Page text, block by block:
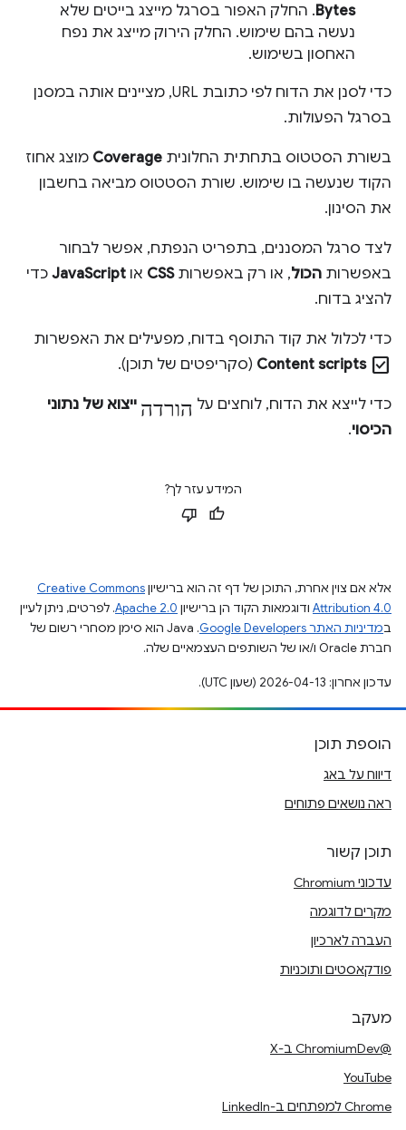
Bytes. החלק האפור בסרגל מייצג בייטים שלא
נעשה בהם שימוש. החלק הירוק מייצג את נפח
האחסון בשימוש.
כדי לסנן את הדוח לפי כתובת URL, מציינים אותה במסנן
בסרגל הפעולות.
בשורת הסטטוס בתחתית החלונית Coverage מוצג אחוז
הקוד שנעשה בו שימוש. שורת הסטטוס מביאה בחשבון
את הסינון.
לצד סרגל המסננים, בתפריט הנפתח, אפשר לבחור
באפשרות הכול, או רק באפשרותCSS או JavaScript כדי
להציג בדוח.
כדי לכלול את קוד התוסף בדוח, מפעילים את האפשרות
check_box
Content scripts (סקריפטים של תוכן).
כדי לייצא את הדוח, לוחצים על הורדה ייצוא של נתוני
הכיסוי.
המידע עזר לך?
אלא אם צוין אחרת, התוכן של דף זה הוא ברישיוןCreative Commons
Attribution 4.0 ודוגמאות הקוד הן ברישיון Apache 2.0. לפרטים, ניתן לעיין
במדיניות האתר Google Developers‏
.‏ Java הוא סימן מסחרי רשום של
חברת Oracle ו/או של השותפים העצמאיים שלה.
עדכון אחרון: 2026-04-13 (שעון UTC).
הוספת תוכן
דיווח על באג
ראה נושאים פתוחים
תוכן קשור
עדכוני Chromium
מקרים לדוגמה
העברה לארכיון
פודקאסטים ותוכניות
מעקב
@ChromiumDev ב-X
YouTube
Chrome למפתחים ב-LinkedIn